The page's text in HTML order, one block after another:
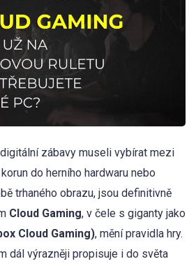
zábavy museli vybírat mezi
do herního hardwaru nebo
trhaného obrazu, jsou definitivně
Cloud Gaming, v čele s giganty jako
Cloud Gaming), mění pravidla hry.
dál výrazněji propisuje i do světa